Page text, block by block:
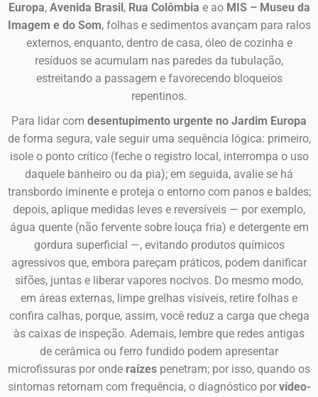
Europa, Avenida Brasil, Rua Colômbia e ao MIS – Museu da
Imagem e do Som, folhas e sedimentos avançam para ralos
externos, enquanto, dentro de casa, óleo de cozinha e
resíduos se acumulam nas paredes da tubulação,
estreitando a passagem e favorecendo bloqueios
repentinos.
Para lidar com desentupimento urgente no Jardim Europa
de forma segura, vale seguir uma sequência lógica: primeiro,
isole o ponto crítico (feche o registro local, interrompa o uso
daquele banheiro ou da pia); em seguida, avalie se há
transbordo iminente e proteja o entorno com panos e baldes;
depois, aplique medidas leves e reversíveis — por exemplo,
água quente (não fervente sobre louça fria) e detergente em
gordura superficial —, evitando produtos químicos
agressivos que, embora pareçam práticos, podem danificar
sifões, juntas e liberar vapores nocivos. Do mesmo modo,
em áreas externas, limpe grelhas visíveis, retire folhas e
confira calhas, porque, assim, você reduz a carga que chega
às caixas de inspeção. Ademais, lembre que redes antigas
de cerâmica ou ferro fundido podem apresentar
microfissuras por onde raízes penetram; por isso, quando os
sintomas retornam com frequência, o diagnóstico por vídeo-